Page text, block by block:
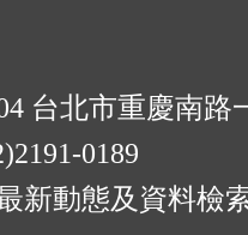
台北市重慶南路
0189
新動態及資料檢